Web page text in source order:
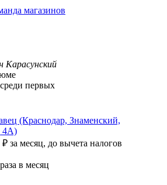
магазинов
Карасунский
первых
(Краснодар, Знаменский,
4А)
₽ за месяц, до вычета налогов
в месяц